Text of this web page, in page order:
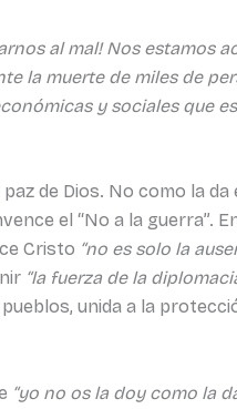
al mal! Nos estamos
la muerte de miles de
y sociales que
de Dios. No como la
el “No a la guerra”.
Cristo “no es solo la
“la fuerza de la
unida a la
“yo no os la doy como la